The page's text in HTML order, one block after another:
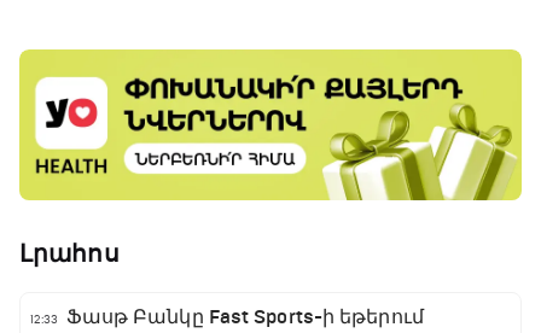
Լրահոս
12:33
Ֆասթ Բանկը Fast Sports-ի եթերում